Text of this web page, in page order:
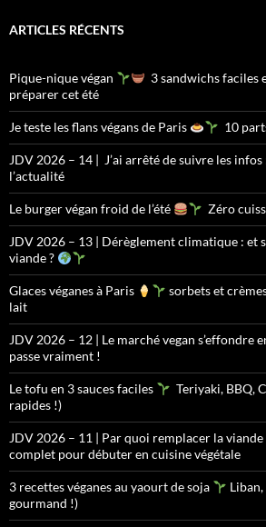
ARTICLES RÉCENTS
Pique-nique végan
3 sandwichs faciles
préparer cet été
Je teste les flans végans de Paris 10
JDV 2026 – 14 | J’ai arrêté de suivre les
l’actualité
Le burger végan froid de l’été Zéro
JDV 2026 – 13 | Dérèglement climatique : et
viande ?
Glaces véganes à Paris
sorbets et
lait
JDV 2026 – 12 | Le marché vegan s’effondre
passe vraiment !
Le tofu en 3 sauces faciles
Teriyaki, BBQ,
rapides !)
JDV 2026 – 11 | Par quoi remplacer la viande
complet pour débuter en cuisine végétale
3 recettes véganes au yaourt de soja
gourmand !)